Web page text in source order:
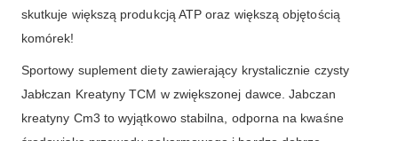
skutkuje większą produkcją ATP oraz większą objętością
komórek!
Sportowy suplement diety zawierający krystalicznie czysty
Jabłczan Kreatyny TCM w zwiększonej dawce. Jabczan
kreatyny Cm3 to wyjątkowo stabilna, odporna na kwaśne